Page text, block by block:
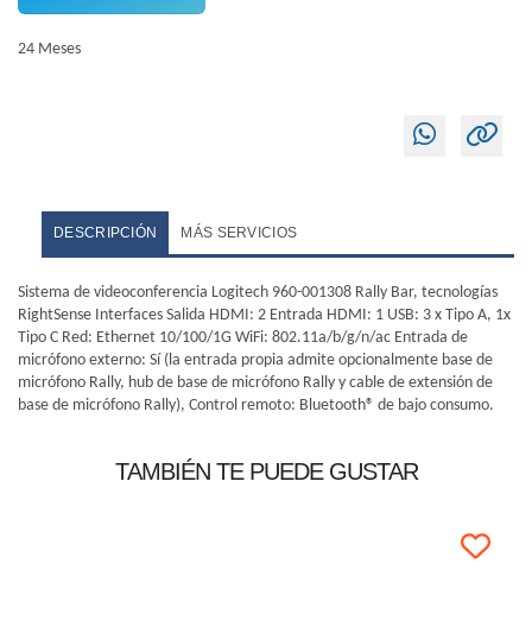
24 Meses
DESCRIPCIÓN MÁS SERVICIOS
Sistema de videoconferencia Logitech 960-001308 Rally Bar, tecnologías
RightSense Interfaces Salida HDMI: 2 Entrada HDMI: 1 USB: 3 x Tipo A, 1x
Tipo C Red: Ethernet 10/100/1G WiFi: 802.11a/b/g/n/ac Entrada de
micrófono externo: Sí (la entrada propia admite opcionalmente base de
micrófono Rally, hub de base de micrófono Rally y cable de extensión de
base de micrófono Rally), Control remoto: Bluetooth® de bajo consumo.
TAMBIÉN TE PUEDE GUSTAR